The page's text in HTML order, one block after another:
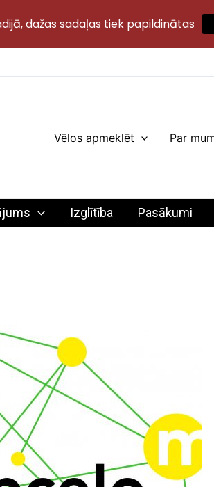
Vēlos apmeklēt Par
Izglītība Pasākumi
dažas sadaļas tiek papildinātas